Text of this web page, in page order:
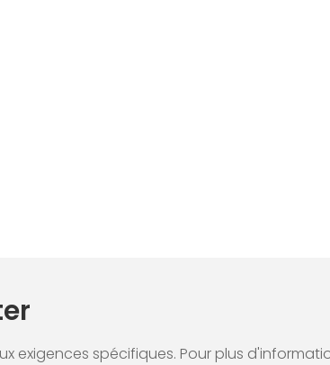
spécifiques. Pour plus